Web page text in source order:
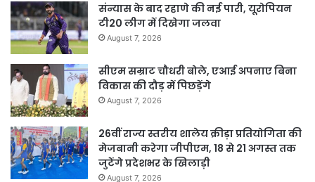
संन्यास के बाद रहाणे की नई पारी, यूरोपियन
टी20 लीग में दिखेगा जलवा
August 7, 2026
सीएम सम्राट चौधरी बोले, एआई अपनाए बिना
विकास की दौड़ में पिछड़ेंगे
August 7, 2026
26वीं राज्य स्तरीय शालेय क्रीड़ा प्रतियोगिता की
मेजबानी करेगा जीपीएम, 18 से 21 अगस्त तक
जुटेंगे प्रदेशभर के खिलाड़ी
August 7, 2026